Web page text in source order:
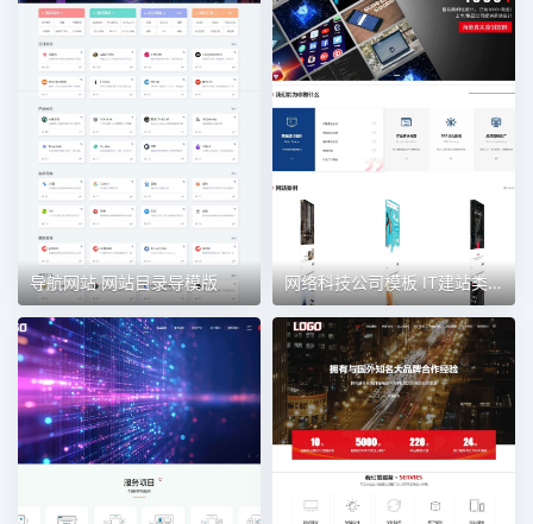
导航网站 网站目录导模版 网络科技公司模板 IT建站类网站